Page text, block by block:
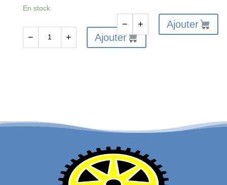
En stock
FTX9745
− + Ajouter
de
FTX9738
− + Ajouter